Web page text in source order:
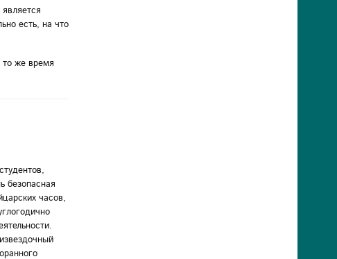
есть, на что
то же время
безопасная
часов,